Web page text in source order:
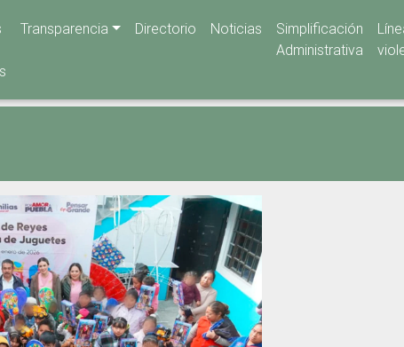
Transparencia Directorio Noticias
Simplificación
Administrativa